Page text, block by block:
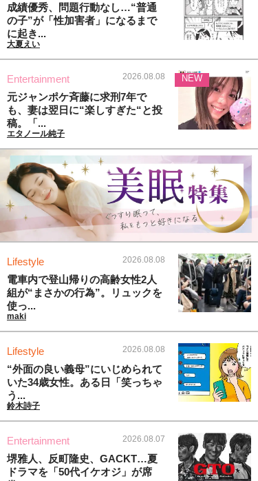
成績優秀、問題行動なし…“普通
の子”が「性加害者」になるまで
に起き...
大夏えい
Entertainment 2026.08.08
元ジャンポケ斉藤に求刑7年で
も、妻は翌日に“楽しすぎた“と投
稿。「...
エタノール純子
NEW
Lifestyle 2026.08.08
電車内で登山帰りの高齢女性2人
組が“まさかの行為”。リュックを
使っ...
maki
Lifestyle 2026.08.08
“外面の良い義母”にいじめられて
いた34歳女性。ある日「笑っちゃ
う...
鈴木詩子
Entertainment 2026.08.07
堺雅人、反町隆史、GACKT…夏
ドラマを「50代イケオジ」が席